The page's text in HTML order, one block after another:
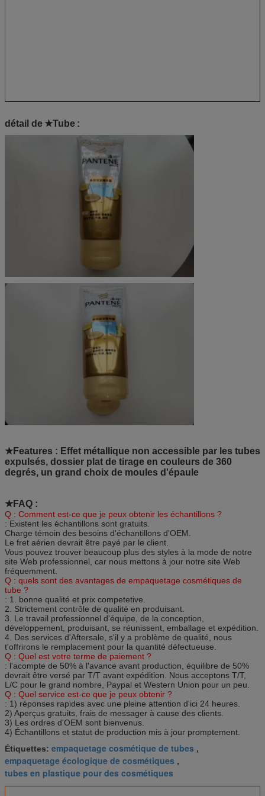
détail de ★Tube :
★Features : Effet métallique non accessible par les tubes
expulsés, dossier plat de tirage en couleurs de 360
degrés, un grand choix de moules d'épaule
★FAQ :
Q : Comment est-ce que je peux obtenir les échantillons ?
: Existent les échantillons sont gratuits.
Charge témoin des besoins d'échantillons d'OEM.
Le fret aérien devrait être payé par le client.
Vous pouvez trouver beaucoup plus des styles à la mode de notre
site Web professionnel, car nous mettons à jour notre site Web
fréquemment.
Q : quels sont des avantages de empaquetage cosmétiques de
tube ?
: 1. bonne qualité et prix competetive.
2. Strictement contrôle de qualité en produisant.
3. Le travail professionnel d'équipe, de la conception,
développement, produisant, se réunissent, emballage et expédition.
4. Des services d'Aftersale, s'il y a problème de qualité, nous
t'offrirons le remplacement pour la quantité défectueuse.
Q : Quel est votre terme de paiement ?
: l'acompte de 50% à l'avance avant production, équilibre de 50%
devrait être versé par T/T avant expédition. Nous acceptons T/T,
L/C pour le grand nombre, Paypal et Western Union pour un peu.
Q : Quel service est-ce que je peux obtenir ?
: 1) réponses rapides avec une pleine attention d'ici 24 heures.
2) Aperçus gratuits, frais de messager à cause des clients.
3) Les ordres d'OEM sont bienvenus.
4) Échantillons et statut de production mis à jour promptement.
Étiquettes: empaquetage cosmétique de tubes ,
empaquetage écologique de cosmétiques ,
tubes en plastique pour des cosmétiques